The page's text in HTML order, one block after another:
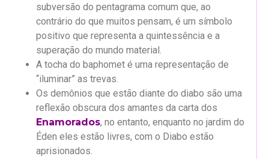
subversão do pentagrama comum que, ao
contrário do que muitos pensam, é um símbolo
positivo que representa a quintessência e a
superação do mundo material.
A tocha do baphomet é uma representação de
“iluminar” as trevas.
Os demônios que estão diante do diabo são uma
reflexão obscura dos amantes da carta dos
Enamorados, no entanto, enquanto no jardim do
Éden eles estão livres, com o Diabo estão
aprisionados.